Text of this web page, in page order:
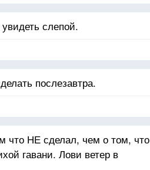
слепой.
послезавтра.
что НЕ сделал, чем о том, что
гавани. Лови ветер в